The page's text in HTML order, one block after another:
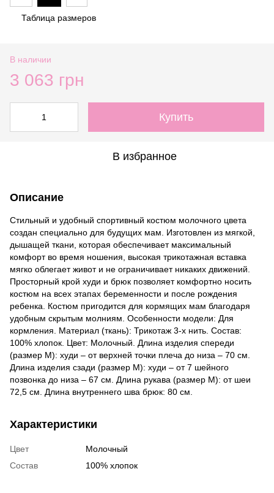
Таблица размеров
В наличии
3 063 грн
Купить
В избранное
Описание
Стильный и удобный спортивный костюм молочного цвета
создан специально для будущих мам. Изготовлен из мягкой,
дышащей ткани, которая обеспечивает максимальный
комфорт во время ношения, высокая трикотажная вставка
мягко облегает живот и не ограничивает никаких движений.
Просторный крой худи и брюк позволяет комфортно носить
костюм на всех этапах беременности и после рождения
ребенка. Костюм пригодится для кормящих мам благодаря
удобным скрытым молниям. Особенности модели: Для
кормления. Материал (ткань): Трикотаж 3-х нить. Состав:
100% хлопок. Цвет: Молочный. Длина изделия спереди
(размер М): худи – от верхней точки плеча до низа – 70 см.
Длина изделия сзади (размер М): худи – от 7 шейного
позвонка до низа – 67 см. Длина рукава (размер М): от шеи
72,5 см. Длина внутреннего шва брюк: 80 см.
Характеристики
Цвет
Молочный
Состав
100% хлопок